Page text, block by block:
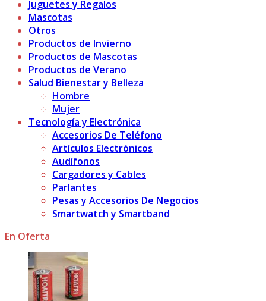
Juguetes y Regalos
Mascotas
Otros
Productos de Invierno
Productos de Mascotas
Productos de Verano
Salud Bienestar y Belleza
Hombre
Mujer
Tecnología y Electrónica
Accesorios De Teléfono
Artículos Electrónicos
Audífonos
Cargadores y Cables
Parlantes
Pesas y Accesorios De Negocios
Smartwatch y Smartband
En Oferta